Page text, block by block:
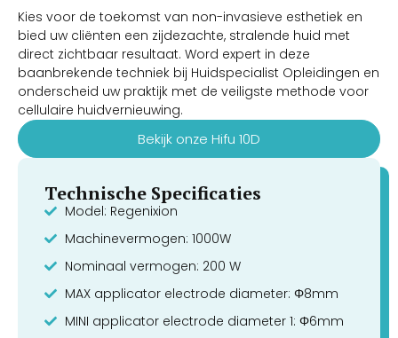
Kies voor de toekomst van non-invasieve esthetiek en
bied uw cliënten een zijdezachte, stralende huid met
direct zichtbaar resultaat. Word expert in deze
baanbrekende techniek bij Huidspecialist Opleidingen en
onderscheid uw praktijk met de veiligste methode voor
cellulaire huidvernieuwing.
Bekijk onze Hifu 10D
Technische Specificaties
Model: Regenixion
Machinevermogen: 1000W
Nominaal vermogen: 200 W
MAX applicator electrode diameter: Φ8mm
MINI applicator electrode diameter 1: Φ6mm